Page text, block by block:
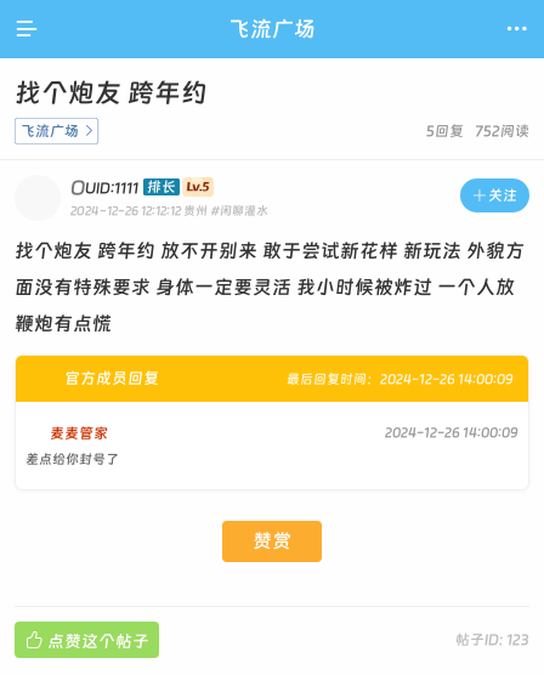
 飞流广场 
找个炮友 跨年约
5回复 752阅读
飞流广场 
 关注
OUID:1111 排长
2024-12-26 12:12:12 贵州 #闲聊灌水
找个炮友 跨年约 放不开别来 敢于尝试新花样 新玩法 外貌方
面没有特殊要求 身体一定要灵活 我小时候被炸过 一个人放
鞭炮有点慌
最后回复时间：2024-12-26 14:00:09
官方成员回复
麦麦管家
2024-12-26 14:00:09
差点给你封号了
赞赏
帖子ID: 123
 点赞这个帖子